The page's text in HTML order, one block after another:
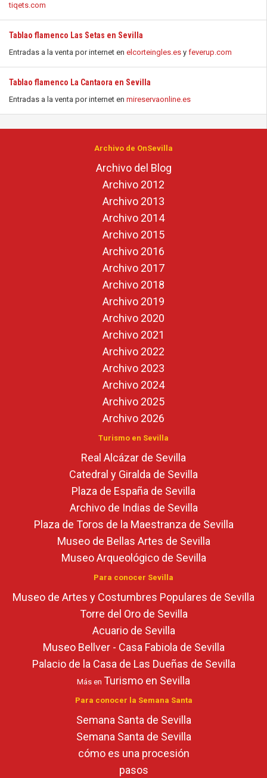
tiqets.com
Tablao flamenco Las Setas en Sevilla
Entradas a la venta por internet en elcorteingles.es y feverup.com
Tablao flamenco La Cantaora en Sevilla
Entradas a la venta por internet en mireservaonline.es
Archivo de OnSevilla
Archivo del Blog
Archivo 2012
Archivo 2013
Archivo 2014
Archivo 2015
Archivo 2016
Archivo 2017
Archivo 2018
Archivo 2019
Archivo 2020
Archivo 2021
Archivo 2022
Archivo 2023
Archivo 2024
Archivo 2025
Archivo 2026
Turismo en Sevilla
Real Alcázar de Sevilla
Catedral y Giralda de Sevilla
Plaza de España de Sevilla
Archivo de Indias de Sevilla
Plaza de Toros de la Maestranza de Sevilla
Museo de Bellas Artes de Sevilla
Museo Arqueológico de Sevilla
Para conocer Sevilla
Museo de Artes y Costumbres Populares de Sevilla
Torre del Oro de Sevilla
Acuario de Sevilla
Museo Bellver - Casa Fabiola de Sevilla
Palacio de la Casa de Las Dueñas de Sevilla
Más en Turismo en Sevilla
Para conocer la Semana Santa
Semana Santa de Sevilla
Semana Santa de Sevilla
cómo es una procesión
pasos